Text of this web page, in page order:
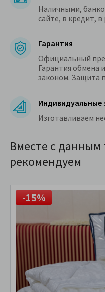
Наличными,
сайте, в кредит, в
Гарантия
Официальный
Гарантия обмена
законом. Защита
Индивидуальные
Изготавливаем
Вместе с
рекомендуем
-15%